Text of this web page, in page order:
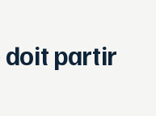
doit partir